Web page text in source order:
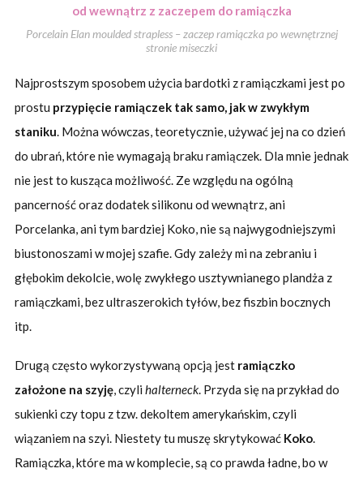
Porcelain Elan moulded strapless – zaczep ramiączka po wewnętrznej
stronie miseczki
Najprostszym sposobem użycia bardotki z ramiączkami jest po
prostu przypięcie ramiączek tak samo, jak w zwykłym
staniku. Można wówczas, teoretycznie, używać jej na co dzień
do ubrań, które nie wymagają braku ramiączek. Dla mnie jednak
nie jest to kusząca możliwość. Ze względu na ogólną
pancerność oraz dodatek silikonu od wewnątrz, ani
Porcelanka, ani tym bardziej Koko, nie są najwygodniejszymi
biustonoszami w mojej szafie. Gdy zależy mi na zebraniu i
głębokim dekolcie, wolę zwykłego usztywnianego plandża z
ramiączkami, bez ultraszerokich tyłów, bez fiszbin bocznych
itp.
Drugą często wykorzystywaną opcją jest ramiączko
założone na szyję, czyli halterneck. Przyda się na przykład do
sukienki czy topu z tzw. dekoltem amerykańskim, czyli
wiązaniem na szyi. Niestety tu muszę skrytykować Koko.
Ramiączka, które ma w komplecie, są co prawda ładne, bo w